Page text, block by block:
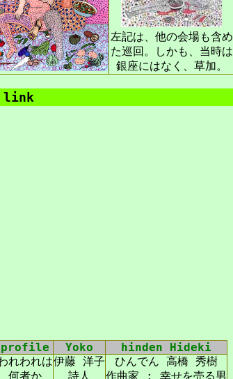
左記は、他の会場も含め
た巡回。しかも、当時は
銀座にはなく、草加。
link
profile Yoko
hinden Hideki
れわれは
何者か
伊藤 洋子
詩人
ひんでん 高橋 秀樹
作曲家 : 幸せを売る男